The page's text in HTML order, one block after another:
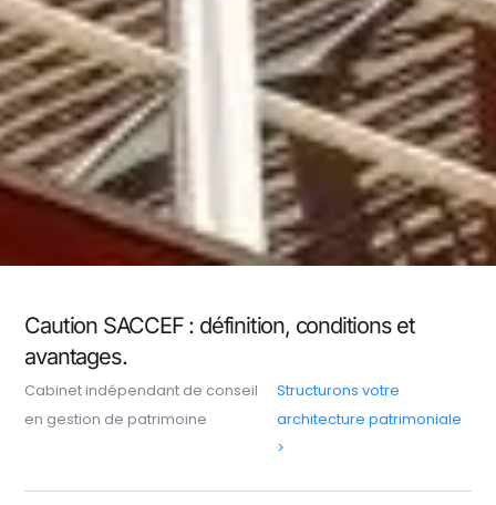
Caution SACCEF : définition, conditions et
avantages.
Cabinet indépendant de conseil
en gestion de patrimoine
Structurons votre
architecture patrimoniale
>